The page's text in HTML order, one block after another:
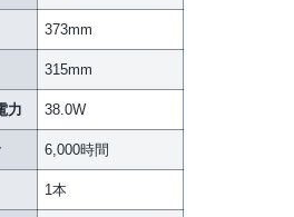
373mm
315mm
力 38.0W
6,000時間
1本